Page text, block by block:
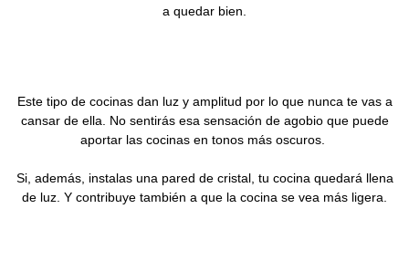
a quedar bien.
Este tipo de cocinas dan luz y amplitud por lo que nunca te vas a
cansar de ella. No sentirás esa sensación de agobio que puede
aportar las cocinas en tonos más oscuros.
Si, además, instalas una pared de cristal, tu cocina quedará llena
de luz. Y contribuye también a que la cocina se vea más ligera.